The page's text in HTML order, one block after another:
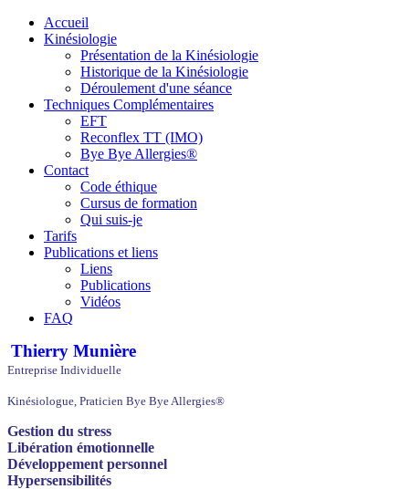
Accueil
Kinésiologie
Présentation de la Kinésiologie
Historique de la Kinésiologie
Déroulement d'une séance
Techniques Complémentaires
EFT
Reconflex TT (IMO)
Bye Bye Allergies®
Contact
Code éthique
Cursus de formation
Qui suis-je
Tarifs
Publications et liens
Liens
Publications
Vidéos
FAQ
Thierry Munière
Entreprise Individuelle
Kinésiologue, Praticien Bye Bye Allergies®
Gestion du stress
Libération émotionnelle
Développement personnel
Hypersensibilités